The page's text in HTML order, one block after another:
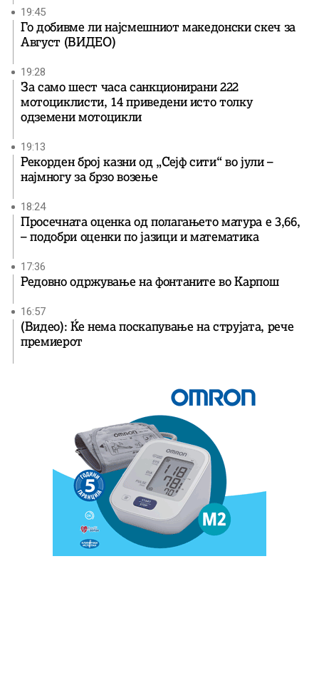
19:45
Го добивме ли најсмешниот македонски скеч за
Август (ВИДЕО)
19:28
За само шест часа санкционирани 222
мотоциклисти, 14 приведени исто толку
одземени мотоцикли
19:13
Рекорден број казни од „Сејф сити“ во јули –
најмногу за брзо возење
18:24
Просечната оценка од полагањето матура е 3,66,
– подобри оценки по јазици и математика
17:36
Редовно одржување на фонтаните во Карпош
16:57
(Видео): Ќе нема поскапување на струјата, рече
премиерот